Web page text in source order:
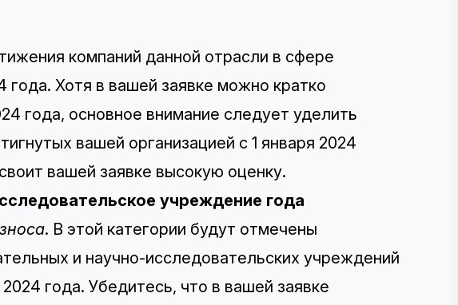
компаний данной отрасли в сфере
года. Хотя в вашей заявке можно кратко
года, основное внимание следует уделить
вашей организацией с 1 января 2024
вашей заявке высокую оценку.
учреждение года
. В этой категории будут отмечены
и научно-исследовательских учреждений
года. Убедитесь, что в вашей заявке